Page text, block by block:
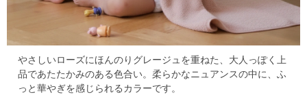
やさしいローズにほんのりグレージュを重ねた、大人っぽく上
品であたたかみのある色合い。 柔らかなニュアンスの中に、ふ
っと華やぎを感じられるカラーです。